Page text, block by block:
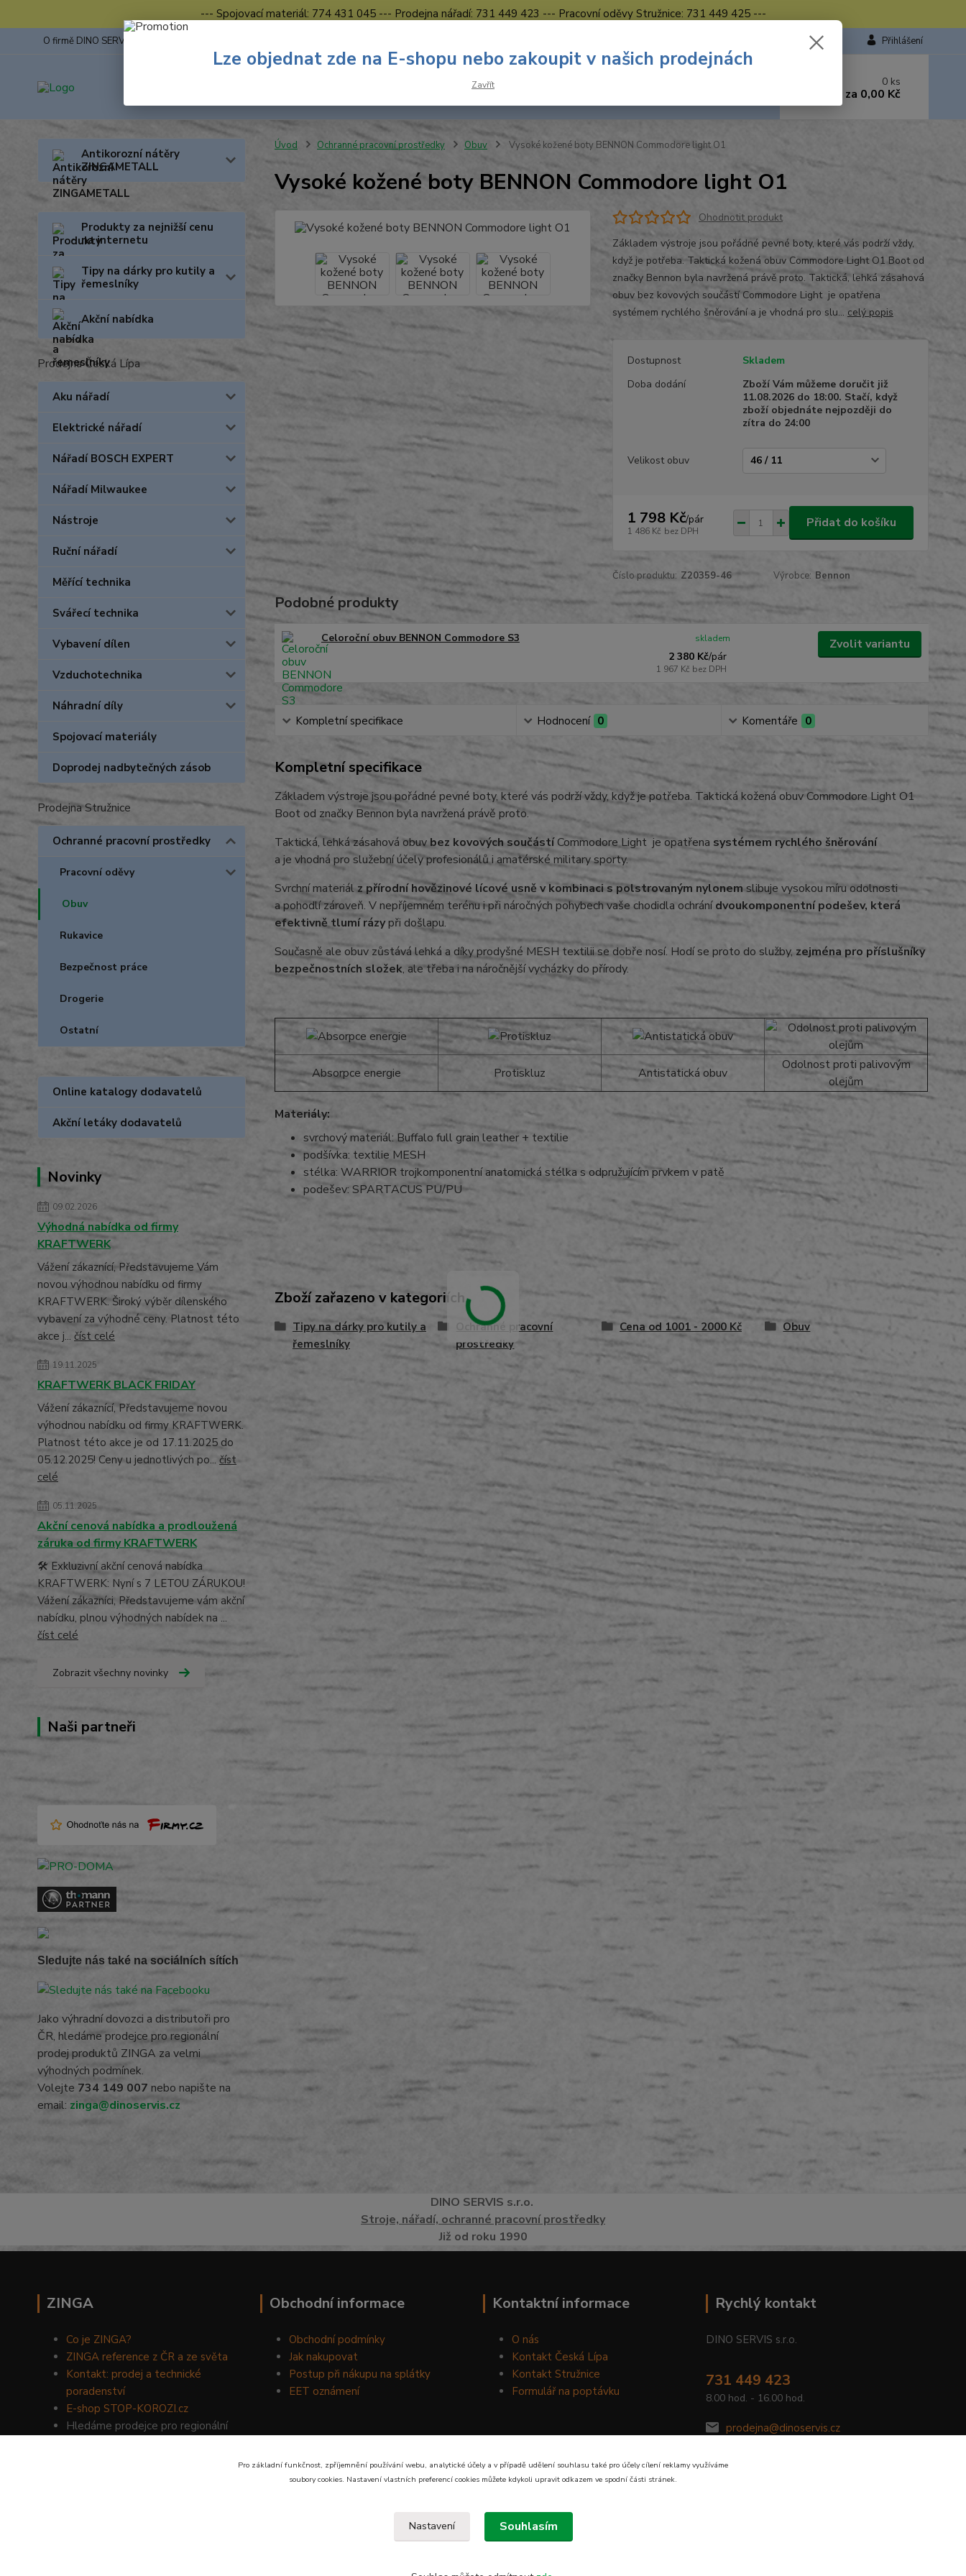
--- Spojovací materiál: 774 431 045 --- Prodejna nářadí: 731 449 423 --- Pracovní oděvy Stružnice: 731 449 425 ---
O firmě DINO SERVIS s.r.o. Přihlášení
Hledat
Nevíte si rady? Zavolejte.
0 ks
za 0,00 Kč
Antikorozní nátěry
ZINGAMETALL
Produkty za nejnižší cenu
na internetu
Tipy na dárky pro kutily a
řemeslníky
Akční nabídka
Prodejna Česká Lípa
Aku nářadí
Elektrické nářadí
Nářadí BOSCH EXPERT
Nářadí Milwaukee
Nástroje
Ruční nářadí
Měřící technika
Svářecí technika
Vybavení dílen
Vzduchotechnika
Náhradní díly
Spojovací materiály
Doprodej nadbytečných zásob
Prodejna Stružnice
Ochranné pracovní prostředky
Pracovní oděvy
Obuv
Rukavice
Bezpečnost práce
Drogerie
Ostatní
Online katalogy dodavatelů
Akční letáky dodavatelů
Novinky
09.02.2026
Výhodná nabídka od firmy
KRAFTWERK
Vážení zákaznící, Představujeme Vám
novou výhodnou nabídku od firmy
KRAFTWERK. Široký výběr dílenského
vybavení za výhodné ceny. Platnost této
akce j... číst celé
19.11.2025
KRAFTWERK BLACK FRIDAY
Vážení zákaznící, Představujeme novou
výhodnou nabídku od firmy KRAFTWERK.
Platnost této akce je od 17.11.2025 do
05.12.2025! Ceny u jednotlivých po... číst
celé
05.11.2025
Akční cenová nabídka a prodloužená
záruka od firmy KRAFTWERK
🛠️ Exkluzivní akční cenová nabídka
KRAFTWERK: Nyní s 7 LETOU ZÁRUKOU!
Vážení zákazníci, Představujeme vám akční
nabídku, plnou výhodných nabídek na ...
číst celé
Zobrazit všechny novinky
Naši partneři
Sledujte nás také na sociálních sítích
Jako výhradní dovozci a distributoři pro
ČR, hledáme prodejce pro regionální
prodej produktů ZINGA za velmi
výhodných podmínek.
Volejte 734 149 007 nebo napište na
email: zinga@dinoservis.cz
Úvod Ochranné pracovní prostředky Obuv Vysoké kožené boty BENNON Commodore light O1
Vysoké kožené boty BENNON Commodore light O1
Ohodnotit produkt
Základem výstroje jsou pořádné pevné boty, které vás podrží vždy,
když je potřeba. Taktická kožená obuv Commodore Light O1 Boot od
značky Bennon byla navržená právě proto. Taktická, lehká zásahová
obuv bez kovových součástí Commodore Light je opatřena
systémem rychlého šněrování a je vhodná pro slu... celý popis
Dostupnost
Skladem
Doba dodání
Zboží Vám můžeme doručit již
11.08.2026 do 18:00. Stačí, když
zboží objednáte nejpozději do
zítra do 24:00
Velikost obuv
1 798 Kč/pár
1 486 Kč bez DPH
Přidat do košíku
Číslo produktu: Z20359-46 Výrobce: Bennon
Podobné produkty
Celoroční obuv BENNON Commodore S3
2 380 Kč/pár
1 967 Kč bez DPH
skladem Zvolit variantu
Kompletní specifikace Hodnocení 0 Komentáře 0
Kompletní specifikace
Základem výstroje jsou pořádné pevné boty, které vás podrží vždy, když je potřeba. Taktická kožená obuv Commodore Light O1
Boot od značky Bennon byla navržená právě proto.
Taktická, lehká zásahová obuvbez kovových součástíCommodore Light je opatřena systémem rychlého šněrování
a je vhodná pro služební účely profesionálů i amatérské military sporty.
Svrchní materiálz přírodní hovězinové lícové usně v kombinaci s polstrovaným nylonem slibuje vysokou míru odolnosti
a pohodlí zároveň. V nepříjemném terénu i při náročných pohybech vaše chodidla ochránídvoukomponentní podešev, která
efektivně tlumí rázypři došlapu.
Současně ale obuv zůstává lehká a díky prodyšné MESH textilii se dobře nosí. Hodí se proto do služby, zejména pro příslušníky
bezpečnostních složek, ale třeba i na náročnější vycházky do přírody.
Absorpce energie Protiskluz Antistatická obuv
Odolnost proti palivovým
olejům
Materiály:
svrchový materiál: Buffalo full grain leather + textilie
podšívka: textilie MESH
stélka: WARRIOR trojkomponentní anatomická stélka s odpružujícím prvkem v patě
podešev: SPARTACUS PU/PU
Zboží zařazeno v kategoriích
Tipy na dárky pro kutily a
řemeslníky
Ochranné pracovní
prostředky
Cena od 1001 - 2000 Kč Obuv
DINO SERVIS s.r.o.
Stroje, nářadí, ochranné pracovní prostředky
Již od roku 1990
ZINGA
Co je ZINGA?
ZINGA reference z ČR a ze světa
Kontakt: prodej a technické
poradenství
E-shop STOP-KOROZI.cz
Hledáme prodejce pro regionální
Obchodní informace
Obchodní podmínky
Jak nakupovat
Postup při nákupu na splátky
EET oznámení
Kontaktní informace
O nás
Kontakt Česká Lípa
Kontakt Stružnice
Formulář na poptávku
Rychlý kontakt
DINO SERVIS s.r.o.
731 449 423
8.00 hod. - 16.00 hod.
prodejna@dinoservis.cz
Lze objednat zde na E-shopu nebo zakoupit v našich prodejnách
Zavřít
Pro základní funkčnost, zpříjemnění používání webu, analytické účely a v případě udělení souhlasu také pro účely cílení reklamy využíváme
soubory cookies. Nastavení vlastních preferencí cookies můžete kdykoli upravit odkazem ve spodní části stránek.
Nastavení Souhlasím